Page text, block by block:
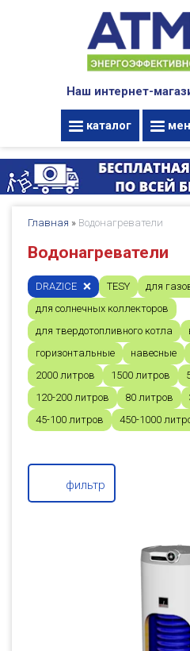
Наш интернет-
каталог
Главная » Водонагреватели
Водонагреватели
DRAZICE TESY
для
для солнечных коллекторов
для твердотопливного котла
горизонтальные
навесные
2000 литров
1500 литров
120-200 литров
80 литров
45-100 литров
450-1000
фильтр